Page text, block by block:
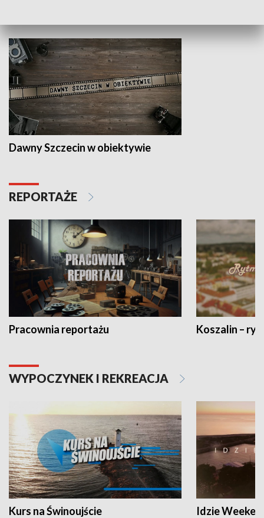
Dawny Szczecin w obiektywie
REPORTAŻE
Pracownia reportażu Koszalin –
WYPOCZYNEK I REKREACJA
Kurs na Świnoujście Idzie